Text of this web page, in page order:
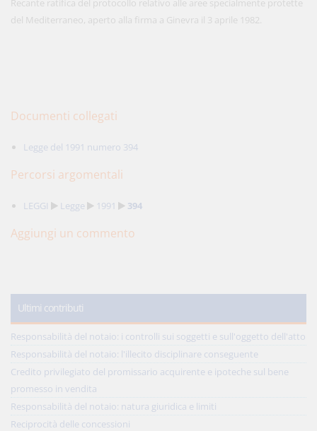
Recante ratifica del protocollo relativo alle aree specialmente protette
del Mediterraneo, aperto alla firma a Ginevra il 3 aprile 1982.
Documenti collegati
Legge del 1991 numero 394
Percorsi argomentali
LEGGI Legge 1991 394
Aggiungi un commento
Ultimi contributi
Responsabilità del notaio: i controlli sui soggetti e sull'oggetto dell'atto
Responsabilità del notaio: l'illecito disciplinare conseguente
Credito privilegiato del promissario acquirente e ipoteche sul bene
promesso in vendita
Responsabilità del notaio: natura giuridica e limiti
Reciprocità delle concessioni